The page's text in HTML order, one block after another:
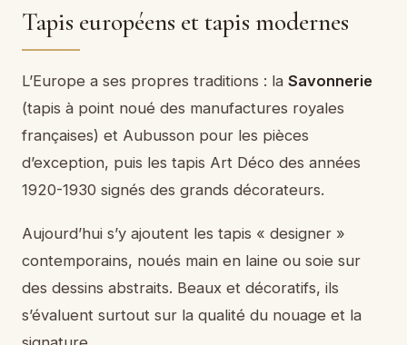
Tapis européens et tapis modernes
L’Europe a ses propres traditions : la Savonnerie
(tapis à point noué des manufactures royales
françaises) et Aubusson pour les pièces
d’exception, puis les tapis Art Déco des années
1920-1930 signés des grands décorateurs.
Aujourd’hui s’y ajoutent les tapis « designer »
contemporains, noués main en laine ou soie sur
des dessins abstraits. Beaux et décoratifs, ils
s’évaluent surtout sur la qualité du nouage et la